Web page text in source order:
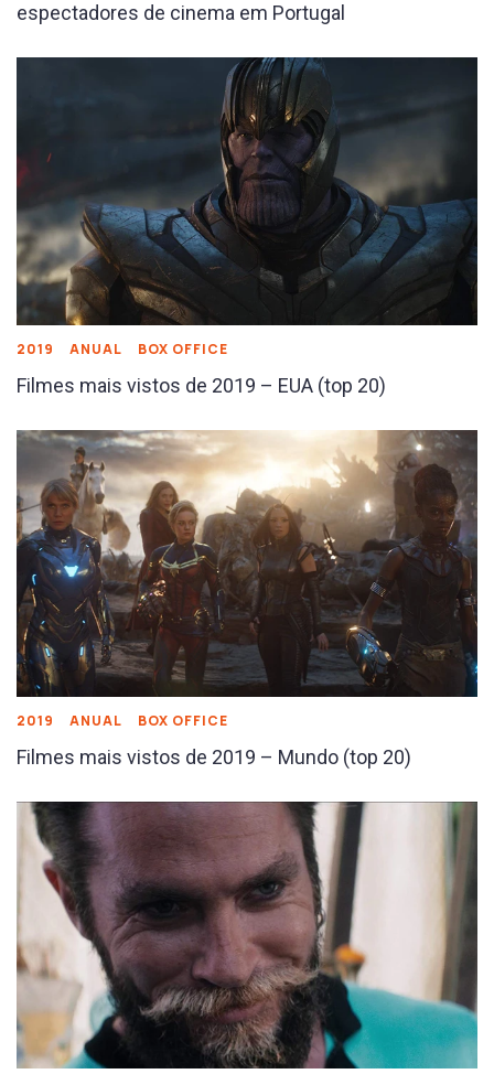
espectadores de cinema em Portugal
2019 ANUAL BOX OFFICE
Filmes mais vistos de 2019 – EUA (top 20)
2019 ANUAL BOX OFFICE
Filmes mais vistos de 2019 – Mundo (top 20)